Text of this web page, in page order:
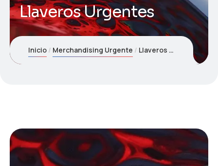
Llaveros Urgentes
Inicio Merchandising Urgente Llaveros Urgentes